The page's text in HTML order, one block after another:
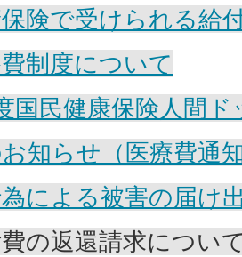
険で受けられる給
制度について
国民健康保険人間ド
知らせ（医療費通
による被害の届け
の返還請求につい